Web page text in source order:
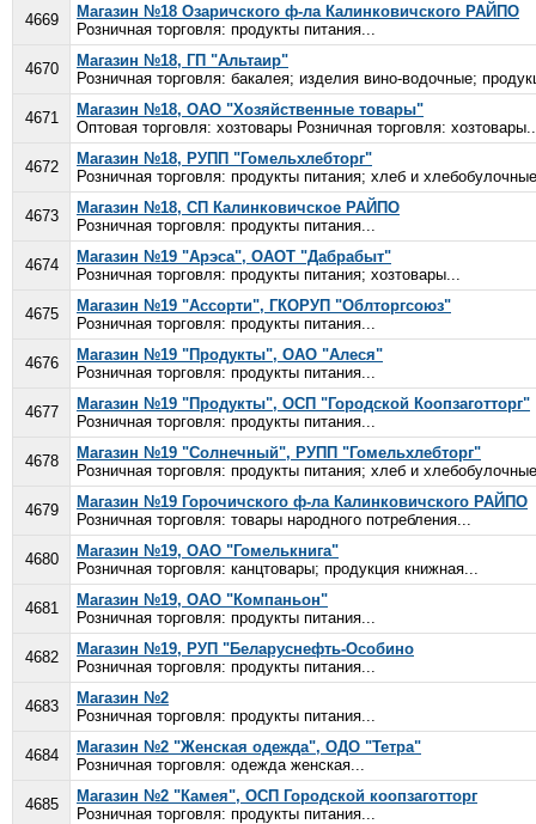
4669
Магазин №18 Озаричского ф-ла Калинковичского РАЙПО
Розничная торговля: продукты питания...
4670
Магазин №18, ГП "Альтаир"
Розничная торговля: бакалея; изделия вино-водочные;
4671
Магазин №18, ОАО "Хозяйственные товары"
Оптовая торговля: хозтовары Розничная торговля:
4672
Магазин №18, РУПП "Гомельхлебторг"
Розничная торговля: продукты питания; хлеб и
4673
Магазин №18, СП Калинковичское РАЙПО
Розничная торговля: продукты питания...
4674
Магазин №19 "Арэса", ОАОТ "Дабрабыт"
Розничная торговля: продукты питания; хозтовары...
4675
Магазин №19 "Ассорти", ГКОРУП "Облторгсоюз"
Розничная торговля: продукты питания...
4676
Магазин №19 "Продукты", ОАО "Алеся"
Розничная торговля: продукты питания...
4677
Магазин №19 "Продукты", ОСП "Городской Коопзаготторг"
Розничная торговля: продукты питания...
4678
Магазин №19 "Солнечный", РУПП "Гомельхлебторг"
Розничная торговля: продукты питания; хлеб и
4679
Магазин №19 Горочичского ф-ла Калинковичского РАЙПО
Розничная торговля: товары народного потребления...
4680
Магазин №19, ОАО "Гомелькнига"
Розничная торговля: канцтовары; продукция книжная...
4681
Магазин №19, ОАО "Компаньон"
Розничная торговля: продукты питания...
4682
Магазин №19, РУП "Беларуснефть-Особино
Розничная торговля: продукты питания...
4683
Магазин №2
Розничная торговля: продукты питания...
4684
Магазин №2 "Женская одежда", ОДО "Тетра"
Розничная торговля: одежда женская...
4685
Магазин №2 "Камея", ОСП Городской коопзаготторг
Розничная торговля: продукты питания...